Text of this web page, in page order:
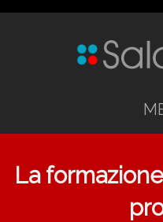
La